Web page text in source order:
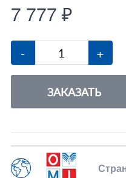
7 777 ₽
- +
ЗАКАЗАТЬ